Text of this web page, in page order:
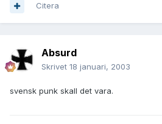
Citera
Absurd
Skrivet 18 januari, 2003
svensk punk skall det vara.